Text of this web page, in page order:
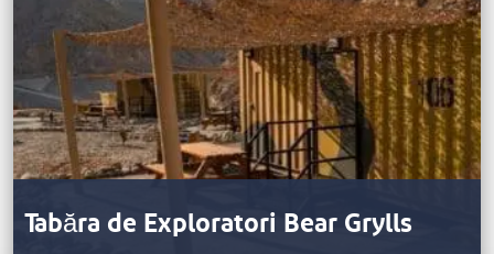
Tabăra de Exploratori Bear Grylls